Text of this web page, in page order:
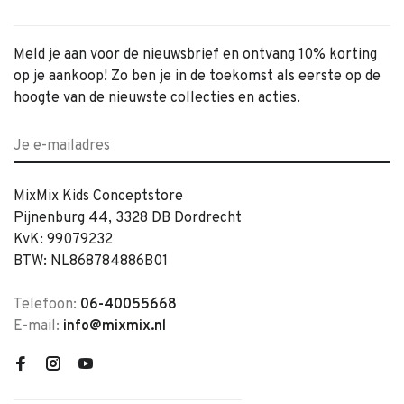
Meld je aan voor de nieuwsbrief en ontvang 10% korting
op je aankoop! Zo ben je in de toekomst als eerste op de
hoogte van de nieuwste collecties en acties.
MixMix Kids Conceptstore
Pijnenburg 44, 3328 DB Dordrecht
KvK: 99079232
BTW: NL868784886B01
Telefoon: 06-40055668
E-mail: info@mixmix.nl